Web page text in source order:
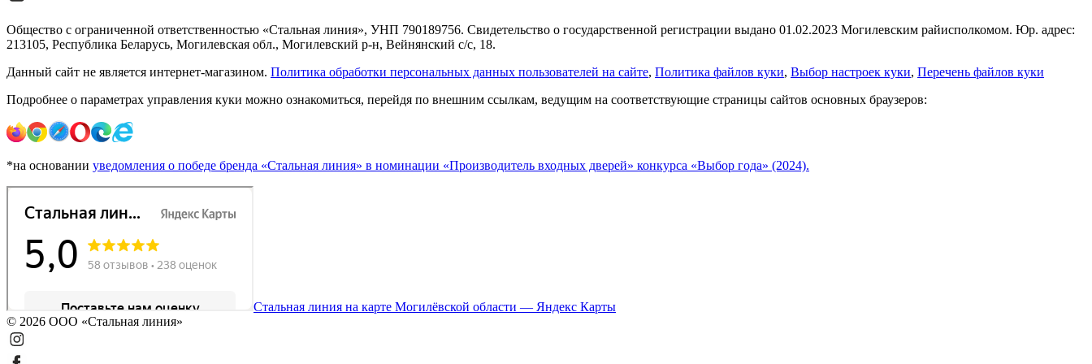
Общество с ограниченной ответственностью «Стальная линия», УНП 790189756. Свидетельство о государственной регистрации выдано 01.02.2023 Могилевским райисполкомом. Юр. адрес:
213105, Республика Беларусь, Могилевская обл., Могилевский р-н, Вейнянский с/с, 18.
Данный сайт не является интернет-магазином. Политика обработки персональных данных пользователей на сайте, Политика файлов куки, Выбор настроек куки, Перечень файлов куки
Подробнее о параметрах управления куки можно ознакомиться, перейдя по внешним ссылкам, ведущим на соответствующие страницы сайтов основных браузеров:
*на основании уведомления о победе бренда «Стальная линия» в номинации «Производитель входных дверей» конкурса «Выбор года» (2024).
Стальная линия на карте Могилёвской области — Яндекс Карты
© 2026 ООО «Стальная линия»